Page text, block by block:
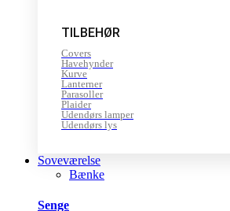
TILBEHØR
Covers
Havehynder
Kurve
Lanterner
Parasoller
Plaider
Udendørs lamper
Udendørs lys
Soveværelse
Bænke
Senge